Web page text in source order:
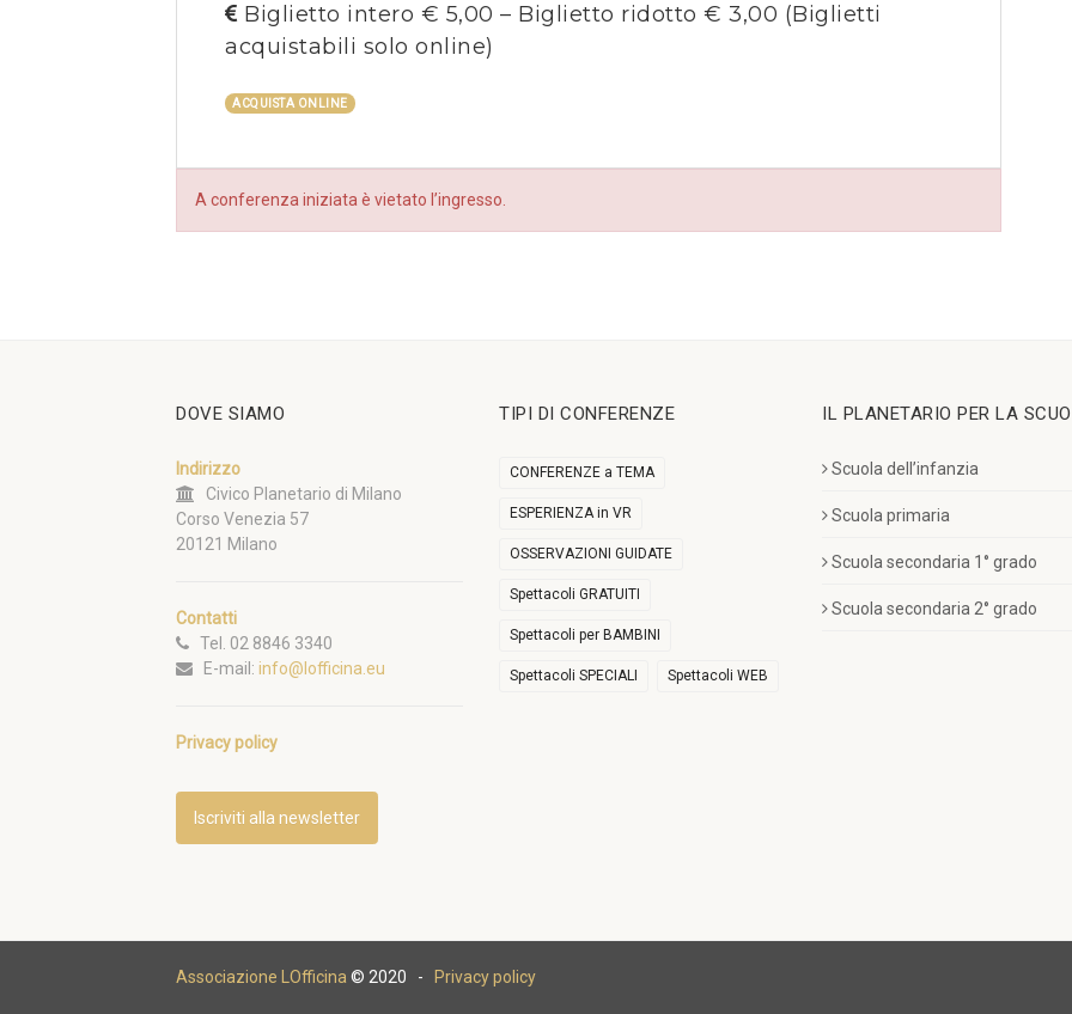
Biglietto intero € 5,00 – Biglietto ridotto € 3,00 (Biglietti
acquistabili solo online)
ACQUISTA ONLINE
A conferenza iniziata è vietato l’ingresso.
DOVE SIAMO
Indirizzo
Civico Planetario di Milano
Corso Venezia 57
20121 Milano
Contatti
Tel. 02 8846 3340
E-mail: info@lofficina.eu
Privacy policy
Iscriviti alla newsletter
TIPI DI CONFERENZE
CONFERENZE a TEMA
ESPERIENZA in VR
OSSERVAZIONI GUIDATE
Spettacoli GRATUITI
Spettacoli per BAMBINI
Spettacoli SPECIALI Spettacoli WEB
IL PLANETARIO PER LA
Scuola dell’infanzia
Scuola primaria
Scuola secondaria 1° grado
Scuola secondaria 2° grado
Associazione LOfficina © 2020 - Privacy policy